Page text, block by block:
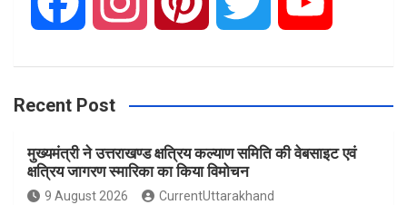
c
e
s
t
n
t
i u
Recent Post
मुख्यमंत्री ने उत्तराखण्ड क्षत्रिय कल्याण समिति की वेबसाइट एवं
क्षत्रिय जागरण स्मारिका का किया विमोचन
9 August 2026 CurrentUttarakhand